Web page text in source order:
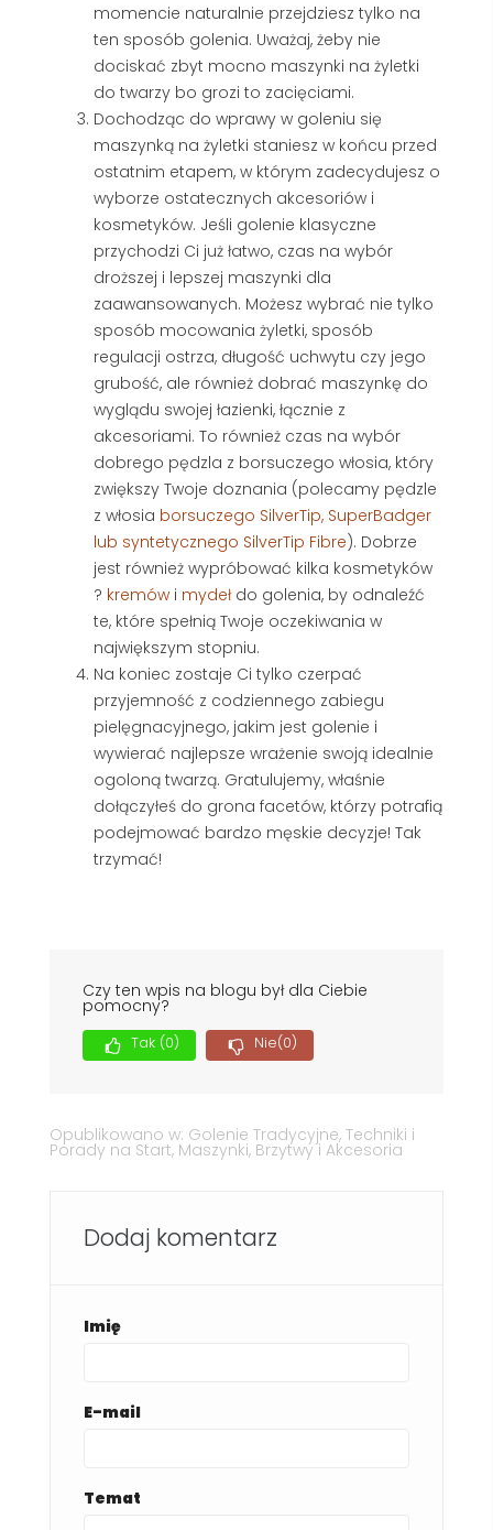
momencie naturalnie przejdziesz tylko na
ten sposób golenia. Uważaj, żeby nie
dociskać zbyt mocno maszynki na żyletki
do twarzy bo grozi to zacięciami.
Dochodząc do wprawy w goleniu się
maszynką na żyletki staniesz w końcu przed
ostatnim etapem, w którym zadecydujesz o
wyborze ostatecznych akcesoriów i
kosmetyków. Jeśli golenie klasyczne
przychodzi Ci już łatwo, czas na wybór
droższej i lepszej maszynki dla
zaawansowanych. Możesz wybrać nie tylko
sposób mocowania żyletki, sposób
regulacji ostrza, długość uchwytu czy jego
grubość, ale również dobrać maszynkę do
wyglądu swojej łazienki, łącznie z
akcesoriami. To również czas na wybór
dobrego pędzla z borsuczego włosia, który
zwiększy Twoje doznania (polecamy pędzle
z włosia borsuczego SilverTip, SuperBadger
lub syntetycznego SilverTip Fibre). Dobrze
jest również wypróbować kilka kosmetyków
? kremów i mydełdo golenia, by odnaleźć
te, które spełnią Twoje oczekiwania w
największym stopniu.
Na koniec zostaje Ci tylko czerpać
przyjemność z codziennego zabiegu
pielęgnacyjnego, jakim jest golenie i
wywierać najlepsze wrażenie swoją idealnie
ogoloną twarzą. Gratulujemy, właśnie
dołączyłeś do grona facetów, którzy potrafią
podejmować bardzo męskie decyzje! Tak
trzymać!
Czy ten wpis na blogu był dla Ciebie
pomocny?
Tak (0) Nie(0)
Opublikowano w: Golenie Tradycyjne, Techniki i
Porady na Start, Maszynki, Brzytwy i Akcesoria
Dodaj komentarz
Imię
E-mail
Temat